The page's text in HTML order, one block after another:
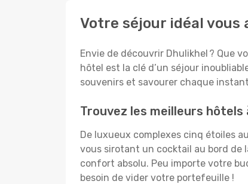
Votre séjour idéal vous
Envie de découvrir Dhulikhel ? Que
hôtel est la clé d’un séjour
souvenirs et savourer chaque
Trouvez les meilleurs hôtels
De luxueux complexes cinq étoiles
vous sirotant un cocktail au bord de
confort absolu. Peu importe votre
besoin de vider votre portefeuille !